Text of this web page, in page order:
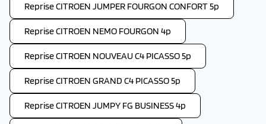
Reprise CITROEN JUMPER FOURGON CONFORT 5p
Reprise CITROEN NEMO FOURGON 4p
Reprise CITROEN NOUVEAU C4 PICASSO 5p
Reprise CITROEN GRAND C4 PICASSO 5p
Reprise CITROEN JUMPY FG BUSINESS 4p